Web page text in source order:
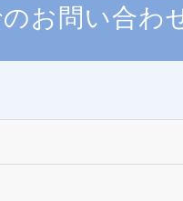
お問い合わ